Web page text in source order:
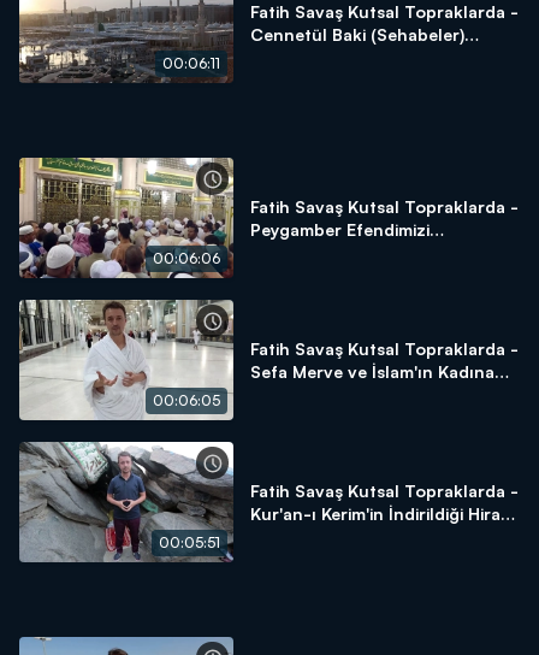
00:06:11
Fatih Savaş Kutsal Topraklarda -
Cennetül Baki (Sehabeler)
00:06:06
Fatih Savaş Kutsal Topraklarda -
Peygamber Efendimizi
00:06:05
Fatih Savaş Kutsal Topraklarda -
Sefa Merve ve İslam'ın Kadına
00:05:51
Fatih Savaş Kutsal Topraklarda -
Kur'an-ı Kerim'in İndirildiği Hira